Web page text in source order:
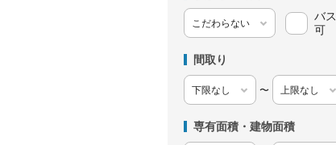
バス
可
間取り
〜
専有面積・建物面積